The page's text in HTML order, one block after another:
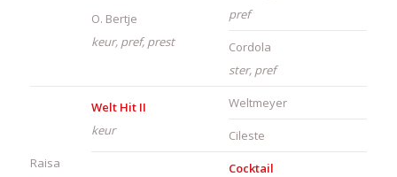
O. Bertje
keur, pref, prest
pref
Cordola
ster, pref
Raisa
Welt Hit II
keur
Weltmeyer
Cileste
Cocktail